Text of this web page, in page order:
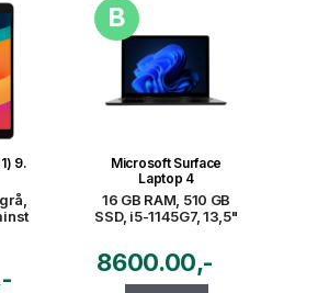
9.
B
Microsoft Surface
Laptop 4
16 GB RAM, 510 GB
SSD, i5-1145G7, 13,5"
8600.00